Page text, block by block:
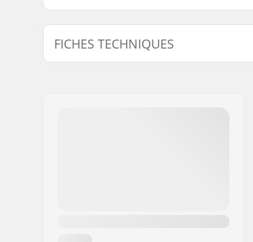
FICHES TECHNIQUES